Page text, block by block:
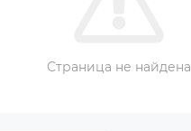
Страница не найдена